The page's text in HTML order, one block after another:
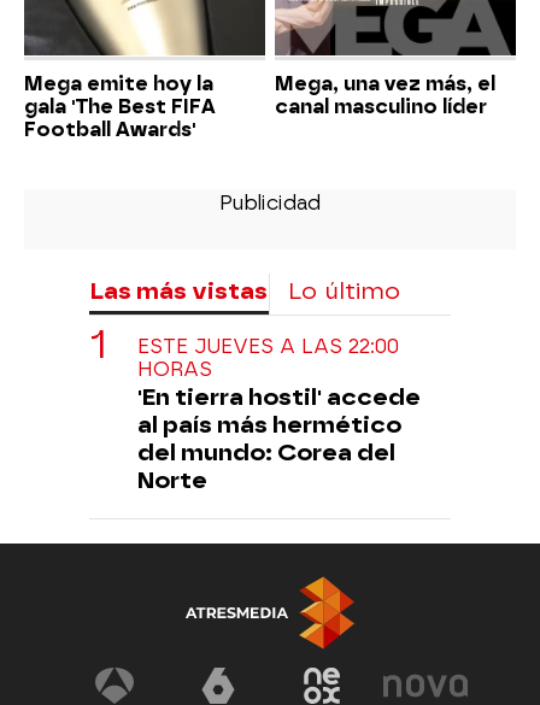
Mega emite hoy la
gala 'The Best FIFA
Football Awards'
Mega, una vez más, el
canal masculino líder
Las más vistas Lo último
ESTE JUEVES A LAS 22:00
HORAS
'En tierra hostil' accede
al país más hermético
del mundo: Corea del
Norte